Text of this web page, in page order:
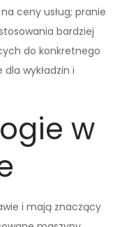
ceny usług; pranie
bardziej
do konkretnego
wykładzin i
w
i mają znaczący